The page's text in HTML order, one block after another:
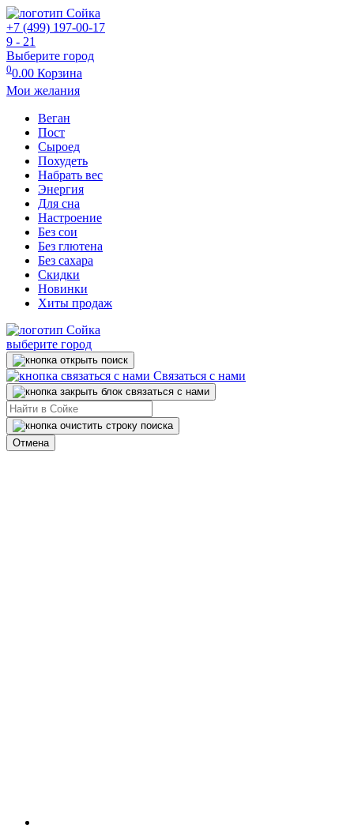
+7 (499) 197-00-17
9 - 21
Выберите город
00.00 Корзина
Мои желания
Веган
Пост
Сыроед
Похудеть
Набрать вес
Энергия
Для сна
Настроение
Без сои
Без глютена
Без сахара
Скидки
Новинки
Хиты продаж
выберите город
Связаться с нами
Отмена